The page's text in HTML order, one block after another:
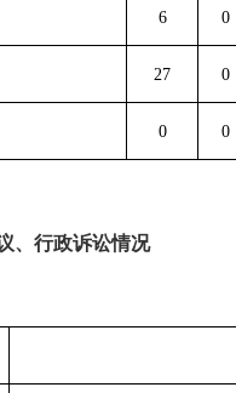
6 0
27 0
0 0
、行政诉讼情况